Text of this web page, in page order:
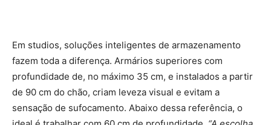
Em studios, soluções inteligentes de armazenamento
fazem toda a diferença. Armários superiores com
profundidade de, no máximo 35 cm, e instalados a partir
de 90 cm do chão, criam leveza visual e evitam a
sensação de sufocamento. Abaixo dessa referência, o